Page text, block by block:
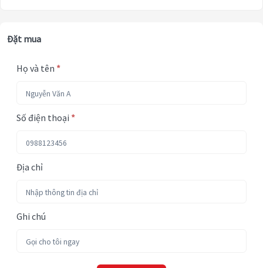
Đặt mua
Họ và tên *
Số điện thoại *
Địa chỉ
Ghi chú